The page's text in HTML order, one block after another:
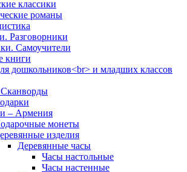
классики
романы
Разговорники
Самоучители
книги
дошкольников<br> и младших классов
– Армения
монеты
изделия
Деревянные часы
Часы настольные
Часы настенные